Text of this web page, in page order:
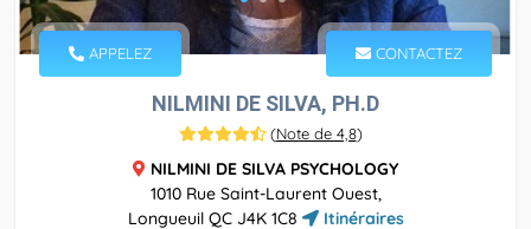
APPELEZ CONTACTEZ
NILMINI DE SILVA, PH.D
(Note de 4,8)
NILMINI DE SILVA PSYCHOLOGY
1010 Rue Saint-Laurent Ouest,
Longueuil QC J4K 1C8
Itinéraires